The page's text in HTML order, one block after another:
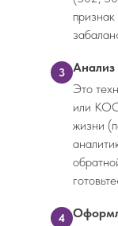
3
Это
или
жизни
4